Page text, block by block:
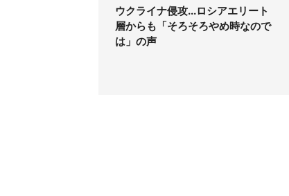
ウクライナ侵攻...ロシアエリート
層からも「そろそろやめ時なので
は」の声